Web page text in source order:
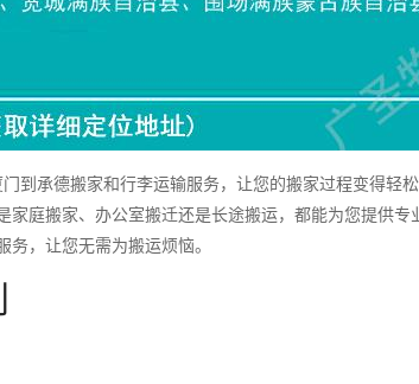
承德搬家和行李运输服务，让您的搬家过程变得轻
庭搬家、办公室搬迁还是长途搬运，都能为您提供专
，让您无需为搬运烦恼。